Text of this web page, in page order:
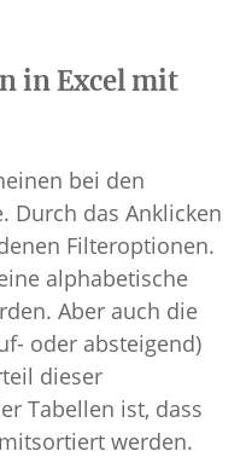
in Excel mit
bei den
Durch das Anklicken
Filteroptionen.
alphabetische
Aber auch die
oder absteigend)
dieser
Tabellen ist, dass
werden.